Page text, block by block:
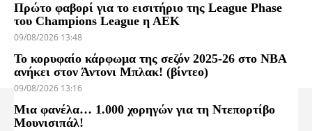
Πρώτο φαβορί για το εισιτήριο της League Phase
του Champions League η ΑΕΚ
09/08/2026 13:48
Το κορυφαίο κάρφωμα της σεζόν 2025-26 στο NBA
ανήκει στον Άντονι Μπλακ! (βίντεο)
09/08/2026 13:16
Μια φανέλα… 1.000 χορηγών για τη Ντεπορτίβο
Μουνισιπάλ!